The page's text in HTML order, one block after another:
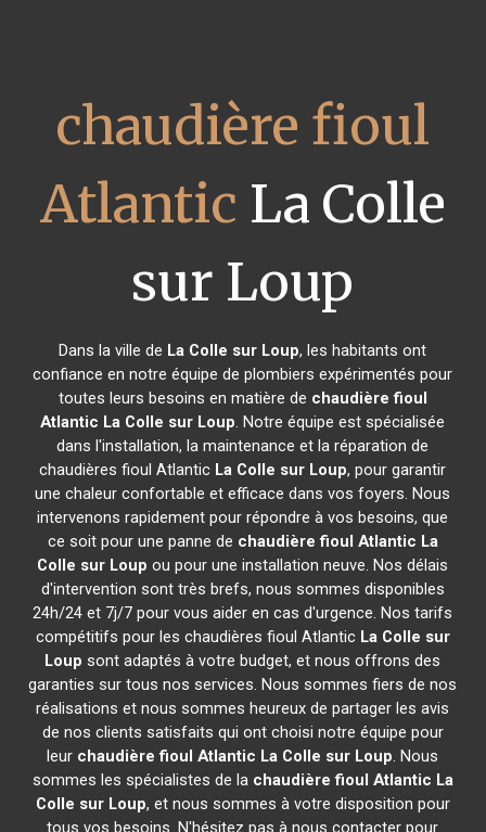
chaudière fioul
Atlantic La Colle
sur Loup
Dans la ville de La Colle sur Loup, les habitants ont
confiance en notre équipe de plombiers expérimentés pour
toutes leurs besoins en matière de chaudière fioul
Atlantic La Colle sur Loup. Notre équipe est spécialisée
dans l'installation, la maintenance et la réparation de
chaudières fioul Atlantic La Colle sur Loup, pour garantir
une chaleur confortable et efficace dans vos foyers. Nous
intervenons rapidement pour répondre à vos besoins, que
ce soit pour une panne de chaudière fioul Atlantic La
Colle sur Loup ou pour une installation neuve. Nos délais
d'intervention sont très brefs, nous sommes disponibles
24h/24 et 7j/7 pour vous aider en cas d'urgence. Nos tarifs
compétitifs pour les chaudières fioul Atlantic La Colle sur
Loup sont adaptés à votre budget, et nous offrons des
garanties sur tous nos services. Nous sommes fiers de nos
réalisations et nous sommes heureux de partager les avis
de nos clients satisfaits qui ont choisi notre équipe pour
leur chaudière fioul Atlantic La Colle sur Loup. Nous
sommes les spécialistes de la chaudière fioul Atlantic La
Colle sur Loup, et nous sommes à votre disposition pour
tous vos besoins. N'hésitez pas à nous contacter pour